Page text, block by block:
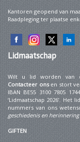
Kantoren geopend van
Raadpleging ter plaatse
Lidmaatschap
Wilt u lid worden van
Contacteer onsen stort
IBAN BE55 3100 7805
‘Lidmaatschap 2026’.
nummers van ons
geschiedenis en herinnering
GIFTEN